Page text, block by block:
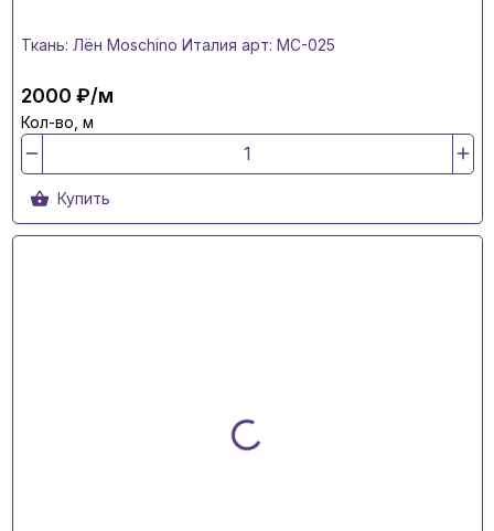
Ткань: Лён Moschino Италия арт: MC-025
2000 ₽/м
Кол-во, м
Купить